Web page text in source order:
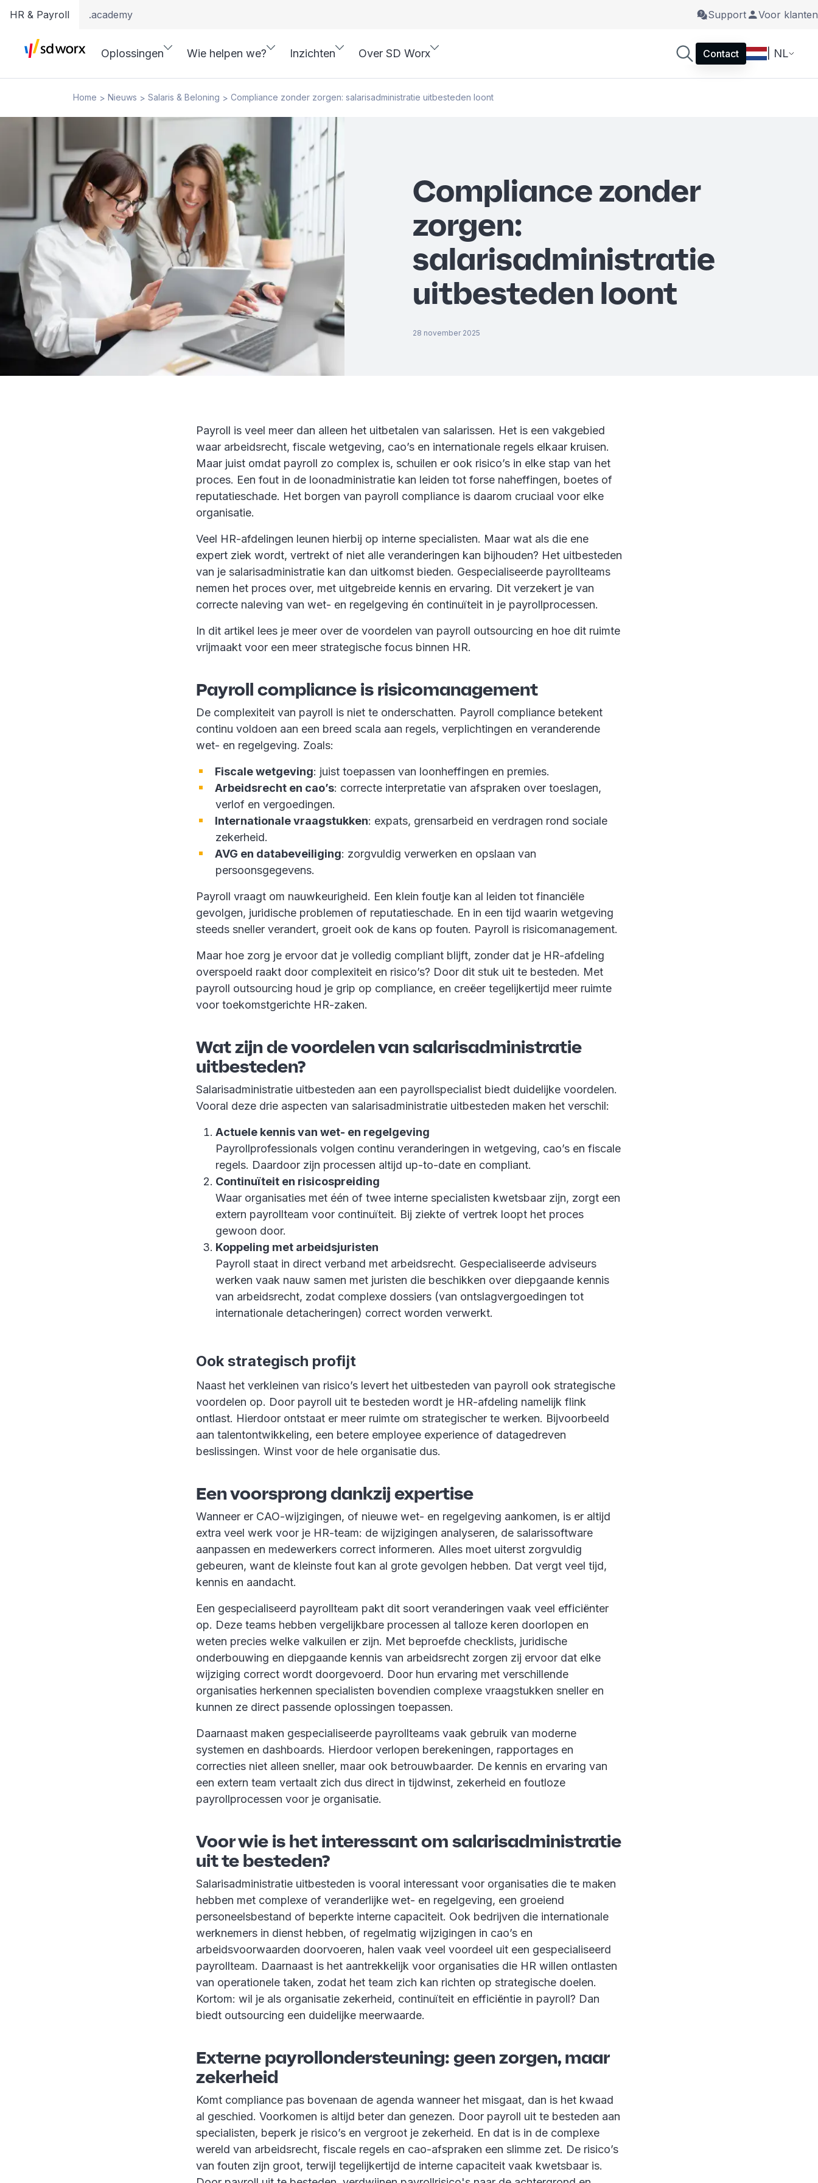
HR & Payroll .academy Support Voor klanten
Oplossingen Wie helpen we? Inzichten Over SD Worx Contact | NL
Home > Nieuws > Salaris & Beloning > Compliance zonder zorgen: salarisadministratie uitbesteden loont
Compliance zonder
zorgen:
salarisadministratie
uitbesteden loont
28 november 2025
Payroll is veel meer dan alleen het uitbetalen van salarissen. Het is een vakgebied
waar arbeidsrecht, fiscale wetgeving, cao’s en internationale regels elkaar kruisen.
Maar juist omdat payroll zo complex is, schuilen er ook risico’s in elke stap van het
proces. Een fout in de loonadministratie kan leiden tot forse naheffingen, boetes of
reputatieschade. Het borgen van payroll compliance is daarom cruciaal voor elke
organisatie.
Veel HR-afdelingen leunen hierbij op interne specialisten. Maar wat als die ene
expert ziek wordt, vertrekt of niet alle veranderingen kan bijhouden? Het uitbesteden
van je salarisadministratie kan dan uitkomst bieden. Gespecialiseerde payrollteams
nemen het proces over, met uitgebreide kennis en ervaring. Dit verzekert je van
correcte naleving van wet- en regelgeving én continuïteit in je payrollprocessen.
In dit artikel lees je meer over de voordelen van payroll outsourcing en hoe dit ruimte
vrijmaakt voor een meer strategische focus binnen HR.
Payroll compliance is risicomanagement
De complexiteit van payroll is niet te onderschatten. Payroll compliance betekent
continu voldoen aan een breed scala aan regels, verplichtingen en veranderende
wet- en regelgeving. Zoals:
Fiscale wetgeving: juist toepassen van loonheffingen en premies.
Arbeidsrecht en cao’s: correcte interpretatie van afspraken over toeslagen,
verlof en vergoedingen.
Internationale vraagstukken: expats, grensarbeid en verdragen rond sociale
zekerheid.
AVG en databeveiliging: zorgvuldig verwerken en opslaan van
persoonsgegevens.
Payroll vraagt om nauwkeurigheid. Een klein foutje kan al leiden tot financiële
gevolgen, juridische problemen of reputatieschade. En in een tijd waarin wetgeving
steeds sneller verandert, groeit ook de kans op fouten. Payroll is risicomanagement.
Maar hoe zorg je ervoor dat je volledig compliant blijft, zonder dat je HR-afdeling
overspoeld raakt door complexiteit en risico’s? Door dit stuk uit te besteden. Met
payroll outsourcing houd je grip op compliance, en creëer tegelijkertijd meer ruimte
voor toekomstgerichte HR-zaken.
Wat zijn de voordelen van salarisadministratie
uitbesteden?
Salarisadministratie uitbesteden aan een payrollspecialist biedt duidelijke voordelen.
Vooral deze drie aspecten van salarisadministratie uitbesteden maken het verschil:
Actuele kennis van wet- en regelgeving
Payrollprofessionals volgen continu veranderingen in wetgeving, cao’s en fiscale
regels. Daardoor zijn processen altijd up-to-date en compliant.
Continuïteit en risicospreiding
Waar organisaties met één of twee interne specialisten kwetsbaar zijn, zorgt een
extern payrollteam voor continuïteit. Bij ziekte of vertrek loopt het proces
gewoon door.
Koppeling met arbeidsjuristen
Payroll staat in direct verband met arbeidsrecht. Gespecialiseerde adviseurs
werken vaak nauw samen met juristen die beschikken over diepgaande kennis
van arbeidsrecht, zodat complexe dossiers (van ontslagvergoedingen tot
internationale detacheringen) correct worden verwerkt.
Ook strategisch profijt
Naast het verkleinen van risico’s levert het uitbesteden van payroll ook strategische
voordelen op. Door payroll uit te besteden wordt je HR-afdeling namelijk flink
ontlast. Hierdoor ontstaat er meer ruimte om strategischer te werken. Bijvoorbeeld
aan talentontwikkeling, een betere employee experience of datagedreven
beslissingen. Winst voor de hele organisatie dus.
Een voorsprong dankzij expertise
Wanneer er CAO-wijzigingen, of nieuwe wet- en regelgeving aankomen, is er altijd
extra veel werk voor je HR-team: de wijzigingen analyseren, de salarissoftware
aanpassen en medewerkers correct informeren. Alles moet uiterst zorgvuldig
gebeuren, want de kleinste fout kan al grote gevolgen hebben. Dat vergt veel tijd,
kennis en aandacht.
Een gespecialiseerd payrollteam pakt dit soort veranderingen vaak veel efficiënter
op. Deze teams hebben vergelijkbare processen al talloze keren doorlopen en
weten precies welke valkuilen er zijn. Met beproefde checklists, juridische
onderbouwing en diepgaande kennis van arbeidsrecht zorgen zij ervoor dat elke
wijziging correct wordt doorgevoerd. Door hun ervaring met verschillende
organisaties herkennen specialisten bovendien complexe vraagstukken sneller en
kunnen ze direct passende oplossingen toepassen.
Daarnaast maken gespecialiseerde payrollteams vaak gebruik van moderne
systemen en dashboards. Hierdoor verlopen berekeningen, rapportages en
correcties niet alleen sneller, maar ook betrouwbaarder. De kennis en ervaring van
een extern team vertaalt zich dus direct in tijdwinst, zekerheid en foutloze
payrollprocessen voor je organisatie.
Voor wie is het interessant om salarisadministratie
uit te besteden?
Salarisadministratie uitbesteden is vooral interessant voor organisaties die te maken
hebben met complexe of veranderlijke wet- en regelgeving, een groeiend
personeelsbestand of beperkte interne capaciteit. Ook bedrijven die internationale
werknemers in dienst hebben, of regelmatig wijzigingen in cao’s en
arbeidsvoorwaarden doorvoeren, halen vaak veel voordeel uit een gespecialiseerd
payrollteam. Daarnaast is het aantrekkelijk voor organisaties die HR willen ontlasten
van operationele taken, zodat het team zich kan richten op strategische doelen.
Kortom: wil je als organisatie zekerheid, continuïteit en efficiëntie in payroll? Dan
biedt outsourcing een duidelijke meerwaarde.
Externe payrollondersteuning: geen zorgen, maar
zekerheid
Komt compliance pas bovenaan de agenda wanneer het misgaat, dan is het kwaad
al geschied. Voorkomen is altijd beter dan genezen. Door payroll uit te besteden aan
specialisten, beperk je risico’s en vergroot je zekerheid. En dat is in de complexe
wereld van arbeidsrecht, fiscale regels en cao-afspraken een slimme zet. De risico’s
van fouten zijn groot, terwijl tegelijkertijd de interne capaciteit vaak kwetsbaar is.